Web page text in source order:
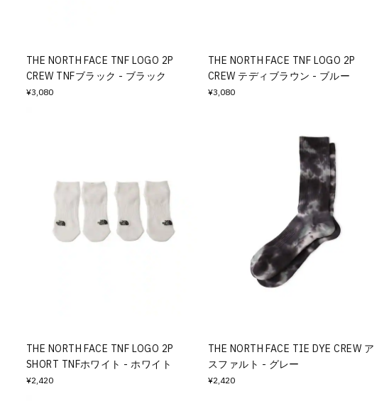
THE NORTH FACE TNF LOGO 2P
CREW TNFブラック - ブラック
¥3,080
THE NORTH FACE TNF LOGO 2P
CREW テディブラウン - ブルー
¥3,080
THE NORTH FACE TNF LOGO 2P
SHORT TNFホワイト - ホワイト
¥2,420
THE NORTH FACE TIE DYE CREW ア
スファルト - グレー
¥2,420